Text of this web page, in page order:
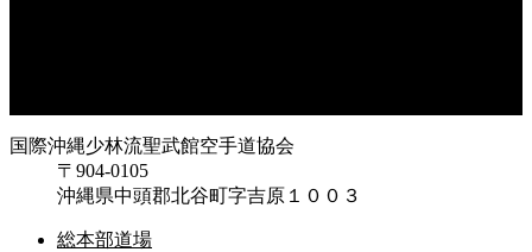
国際沖縄少林流聖武館空手道協会
〒904-0105
沖縄県中頭郡北谷町字吉原１００３
総本部道場